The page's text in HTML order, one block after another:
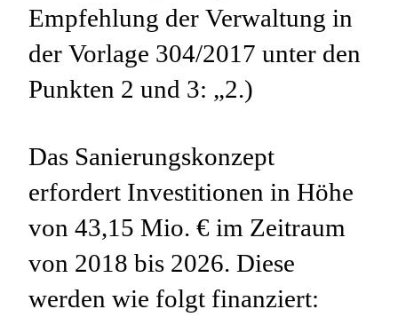
Empfehlung der Verwaltung in
der Vorlage 304/2017 unter den
Punkten 2 und 3: „2.)
Das Sanierungskonzept
erfordert Investitionen in Höhe
von 43,15 Mio. € im Zeitraum
von 2018 bis 2026. Diese
werden wie folgt finanziert: